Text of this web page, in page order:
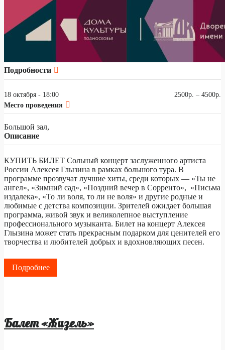
Подробности
18 октября - 18:00
2500р. – 4500р.
Место проведения
Большой зал,
Описание
КУПИТЬ БИЛЕТ Сольный концерт заслуженного артиста
России Алексея Глызина в рамках большого тура. В
программе прозвучат лучшие хиты, среди которых — «Ты не
ангел», «Зимний сад», «Поздний вечер в Сорренто», «Письма
издалека», «То ли воля, то ли не воля» и другие родные и
любимые с детства композиции. Зрителей ожидает большая
программа, живой звук и великолепное выступление
профессионального музыканта. Билет на концерт Алексея
Глызина может стать прекрасным подарком для ценителей его
творчества и любителей добрых и вдохновляющих песен.
Подробнее
Балет «Жизель»